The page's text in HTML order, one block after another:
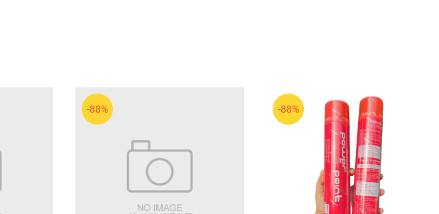
trang điểm và chăm sóc da được phát triển với công thức kết hợp
-88% -88%